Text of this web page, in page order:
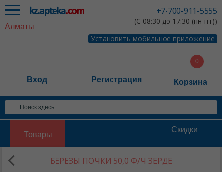
+7-700-911-5555
(С 08:30 до 17:30 (пн-пт))
Установить мобильное приложение
Алматы
Вход Регистрация Корзина
Товары
Скидки
БЕРЕЗЫ ПОЧКИ 50,0 Ф/Ч ЗЕРДЕ